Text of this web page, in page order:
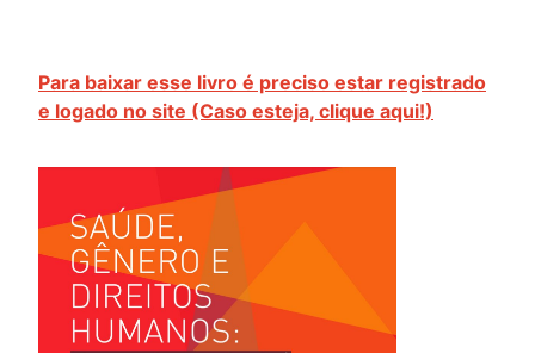
Para baixar esse livro é preciso estar registrado
e logado no site (Caso esteja, clique aqui!)